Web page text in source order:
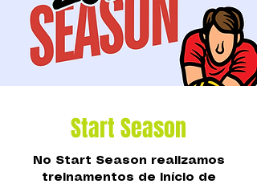
Start Season
No Start Season realizamos
treinamentos de início de